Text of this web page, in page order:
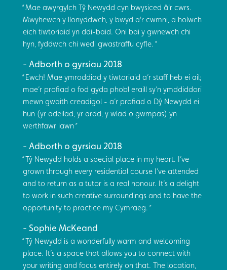
Mae awyrgylch Tŷ Newydd cyn bwysiced â'r cwrs.
Mwyhewch y llonyddwch, y bwyd a'r cwmni, a holwch
eich tiwtoriaid yn ddi-baid. Oni bai y gwnewch chi
hyn, fyddwch chi wedi gwastraffu cyfle.
Adborth o gyrsiau 2018
Ewch! Mae ymroddiad y tiwtoriaid a’r staff heb ei ail;
mae’r profiad o fod gyda phobl eraill sy’n ymddiddori
mewn gwaith creadigol - a’r profiad o Dŷ Newydd ei
hun (yr adeilad, yr ardd, y wlad o gwmpas) yn
werthfawr iawn
Adborth o gyrsiau 2018
Tŷ Newydd holds a special place in my heart. I’ve
grown through every residential course I’ve attended
and to return as a tutor is a real honour. It’s a delight
to work in such creative surroundings and to have the
opportunity to practice my Cymraeg.
Sophie McKeand
Tŷ Newydd is a wonderfully warm and welcoming
place. It’s a space that allows you to connect with
your writing and focus entirely on that. The location,